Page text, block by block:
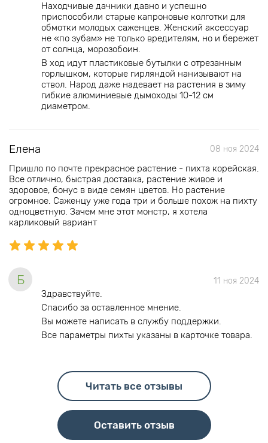
Находчивые дачники давно и успешно
приспособили старые капроновые колготки для
обмотки молодых саженцев. Женский аксессуар
не «по зубам» не только вредителям, но и бережет
от солнца, морозобоин.
В ход идут пластиковые бутылки с отрезанным
горлышком, которые гирляндой нанизывают на
ствол. Народ даже надевает на растения в зиму
гибкие алюминиевые дымоходы 10-12 см
диаметром.
Елена 08 ноя 2024
Пришло по почте прекрасное растение - пихта корейская.
Все отлично, быстрая доставка, растение живое и
здоровое, бонус в виде семян цветов. Но растение
огромное. Саженцу уже года три и больше похож на пихту
одноцветную. Зачем мне этот монстр, я хотела
карликовый вариант
Б 11 ноя 2024
Здравствуйте.
Спасибо за оставленное мнение.
Вы можете написать в службу поддержки.
Все параметры пихты указаны в карточке товара.
Читать все отзывы
Оставить отзыв